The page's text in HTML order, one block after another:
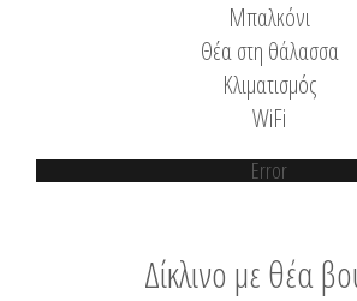
Μπαλκόνι
Θέα στη θάλασσα
Κλιματισμός
WiFi
Error
Δίκλινο με θέα